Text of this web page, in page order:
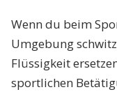
Wenn du beim
Umgebung
Flüssigkeit
sportlichen